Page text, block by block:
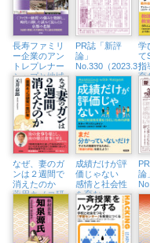
長寿ファミリ
ー企業のアン
トレプレナー
シップと地域
社会 時代を
超える京都ブ
ランド
PR誌「新評
論」
No.330（2023.3）
学
て
指
育
なぜ、妻のガ
ンは２週間で
消えたのか
薬用キノコ研
究一筋27年
成績だけが評
価じゃない
感情と社会性
を育む
（SEL）ため
の評価
論」